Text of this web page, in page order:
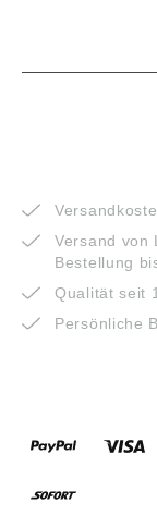
Versand von
Bestellung
Qualität seit
Persönliche